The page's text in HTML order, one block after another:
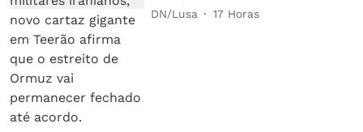
DN/Lusa 17 Horas